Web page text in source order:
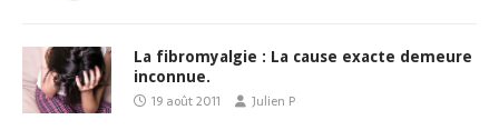
La fibromyalgie : La cause exacte demeure
inconnue.
19 août 2011 Julien P